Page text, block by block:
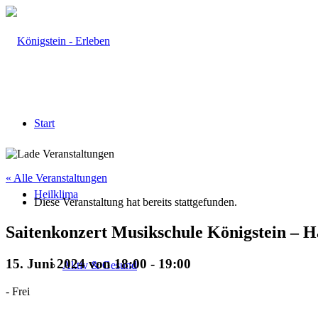
Start
Heilklima
Aktiv & Gesund
« Alle Veranstaltungen
Diese Veranstaltung hat bereits stattgefunden.
Saitenkonzert Musikschule Königstein –
15. Juni 2024 von 18:00 - 19:00
- Frei